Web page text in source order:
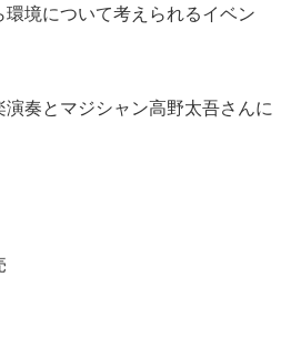
境について考えられるイベン
奏とマジシャン高野太吾さんに